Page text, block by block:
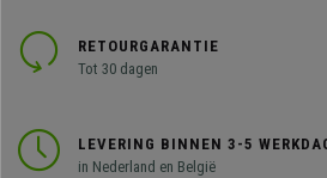
RETOURGARANTIE
Tot 30 dagen
LEVERING BINNEN 3-5
in Nederland en België